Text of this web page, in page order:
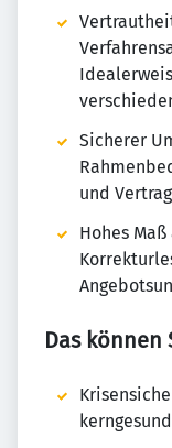
Sicherer
und
Hohes
Das können